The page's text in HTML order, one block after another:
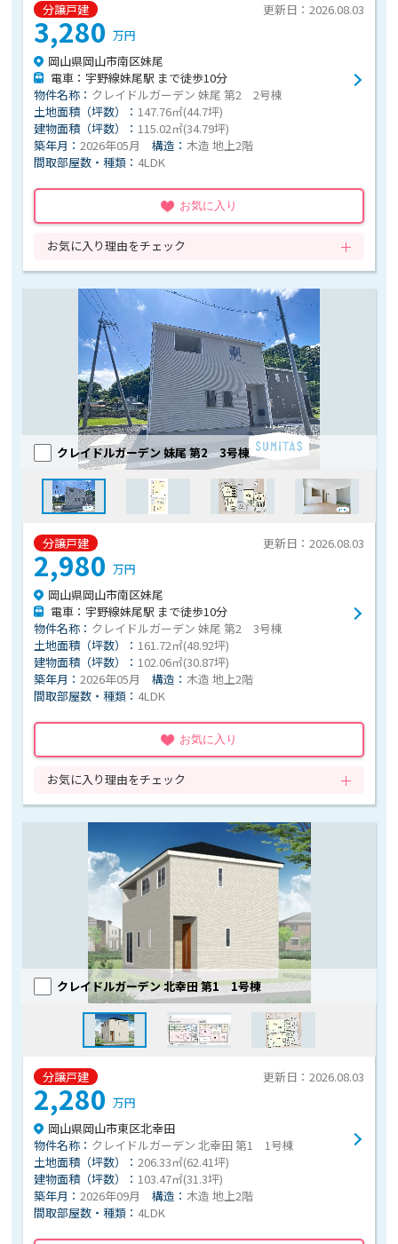
分譲戸建 更新日：2026.08.03
3,280万円
岡山県岡山市南区妹尾
電車：宇野線妹尾駅 まで徒歩10分
物件名称： クレイドルガーデン 妹尾 第2 2号棟
土地面積（坪数）：147.76㎡(44.7坪)
建物面積（坪数）：115.02㎡(34.79坪)
築年月：2026年05月 構造：木造 地上2階
間取部屋数・種類： 4LDK
お気に入り
お気に入り理由をチェック
分譲戸建
クレイドルガーデン 妹尾 第2 3号棟
更新日：2026.08.03
2,980万円
岡山県岡山市南区妹尾
電車：宇野線妹尾駅 まで徒歩10分
物件名称： クレイドルガーデン 妹尾 第2 3号棟
土地面積（坪数）：161.72㎡(48.92坪)
建物面積（坪数）：102.06㎡(30.87坪)
築年月：2026年05月 構造：木造 地上2階
間取部屋数・種類： 4LDK
お気に入り
お気に入り理由をチェック
分譲戸建
クレイドルガーデン 北幸田 第1 1号棟
更新日：2026.08.03
2,280万円
岡山県岡山市東区北幸田
物件名称： クレイドルガーデン 北幸田 第1 1号棟
土地面積（坪数）：206.33㎡(62.41坪)
建物面積（坪数）：103.47㎡(31.3坪)
築年月：2026年09月 構造：木造 地上2階
間取部屋数・種類： 4LDK